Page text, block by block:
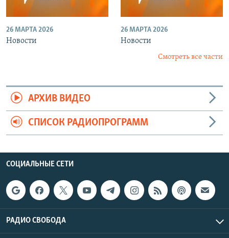
26 МАРТА 2026
Новости
26 МАРТА 2026
Новости
Смотреть все части
АРХИВ ВИДЕО
СПИСОК РАДИОПРОГРАММ
СОЦИАЛЬНЫЕ СЕТИ
РАДИО СВОБОДА